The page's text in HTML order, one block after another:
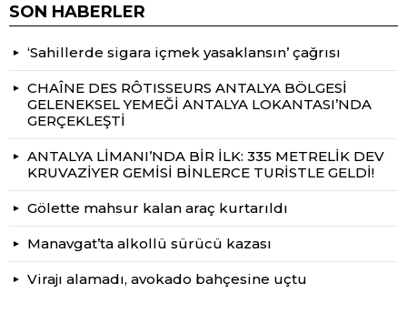
SON HABERLER
‘Sahillerde sigara içmek yasaklansın’ çağrısı
CHAÎNE DES RÔTISSEURS ANTALYA BÖLGESİ
GELENEKSEL YEMEĞİ ANTALYA LOKANTASI’NDA
GERÇEKLEŞTİ
ANTALYA LİMANI’NDA BİR İLK: 335 METRELİK DEV
KRUVAZİYER GEMİSİ BİNLERCE TURİSTLE GELDİ!
Gölette mahsur kalan araç kurtarıldı
Manavgat’ta alkollü sürücü kazası
Virajı alamadı, avokado bahçesine uçtu